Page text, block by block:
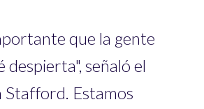
que la gente
señaló el
Stafford. Estamos